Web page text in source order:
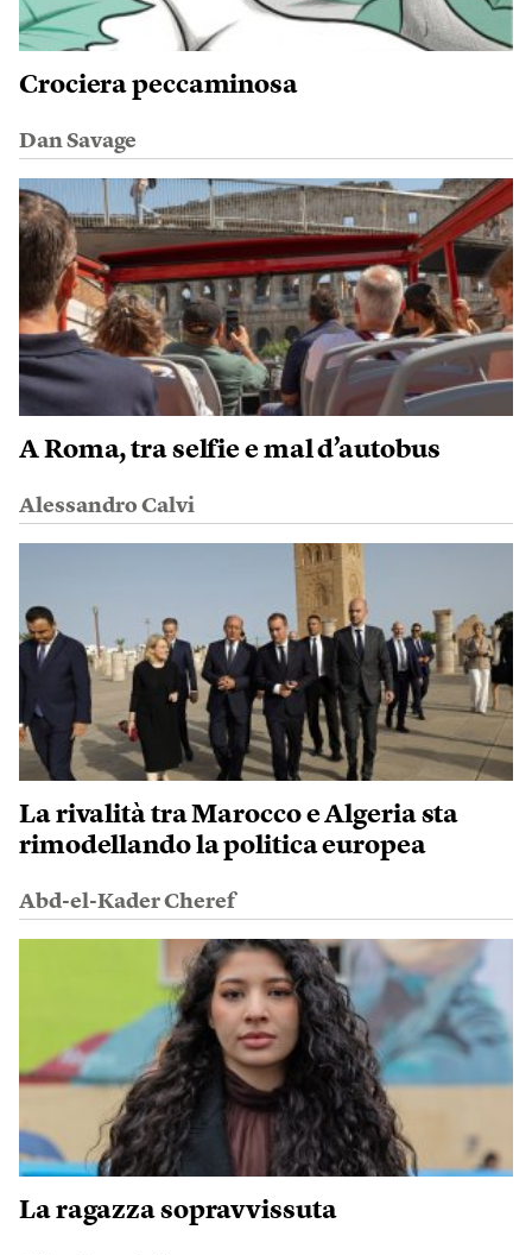
Crociera peccaminosa
Dan Savage
A Roma, tra selfie e mal d’autobus
Alessandro Calvi
La rivalità tra Marocco e Algeria sta
rimodellando la politica europea
Abd-el-Kader Cheref
La ragazza sopravvissuta